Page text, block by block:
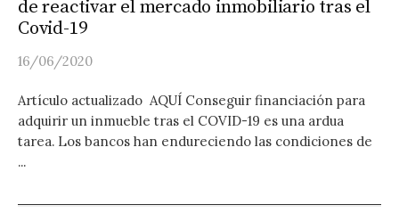
de reactivar el mercado inmobiliario tras el
Covid-19
16/06/2020
Artículo actualizado AQUÍ Conseguir financiación para
adquirir un inmueble tras el COVID-19 es una ardua
tarea. Los bancos han endureciendo las condiciones de
...